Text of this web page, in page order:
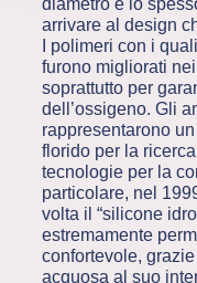
arrivare al design
I polimeri con i
furono migliorati
soprattutto per
dell’ossigeno. Gli
rappresentarono
florido per la
tecnologie per la
particolare, nel
volta il “silicone
estremamente
confortevole,
acquosa al suo